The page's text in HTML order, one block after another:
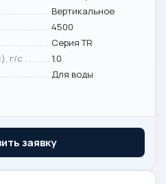
Вертикальное
4500
Серия TR
г/с
1.0
Для воды
заявку